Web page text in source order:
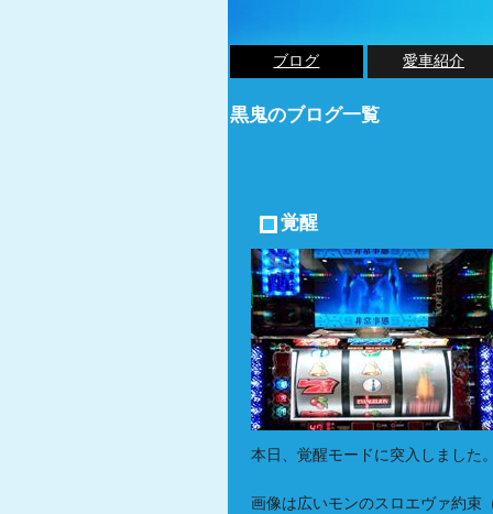
ブログ 愛車紹介
黒鬼のブログ一覧
覚醒
本日、覚醒モードに突入しました
画像は広いモンのスロエヴァ約束